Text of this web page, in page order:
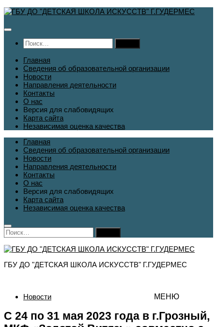
Перейти
содержимому
Найти:
Главная
Сведения об образовательной организации
Новости
Направления деятельности
Контакты
О нас
Версия для слабовидящих
Карта сайта
Независимая оценка качества
Главная
Сведения об образовательной организации
Новости
Направления деятельности
Контакты
О нас
Версия для слабовидящих
Карта сайта
Независимая оценка качества
Найти:
ГБУ ДО "ДЕТСКАЯ ШКОЛА ИСКУССТВ" Г.ГУДЕРМЕС
МЕНЮ
Новости
С 24 по 31 мая 2023 года в г.Грозный,